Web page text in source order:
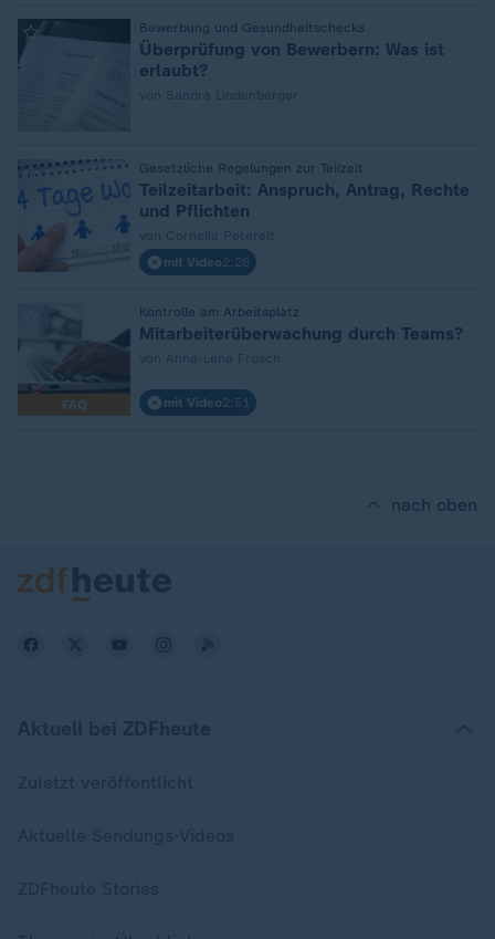
Bewerbung und Gesundheitschecks
Überprüfung von Bewerbern: Was ist
erlaubt?
Gesetzliche Regelungen zur Teilzeit
:
Teilzeitarbeit: Anspruch, Antrag, Rechte
und Pflichten
mit Video2:26
FAQ
Kontrolle am Arbeitsplatz
Mitarbeiterüberwachung durch Teams?
mit Video2:51
nach oben